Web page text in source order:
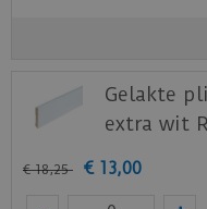
Gelakte
extra wit
€ 18,25 € 13,00